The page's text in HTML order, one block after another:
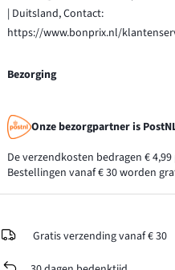
| Duitsland, Contact:
https://www.bonprix.nl/
Bezorging
Onze bezorgpartner is
De verzendkosten bedragen €
Bestellingen vanaf € 30 worden
Gratis verzending vanaf € 30